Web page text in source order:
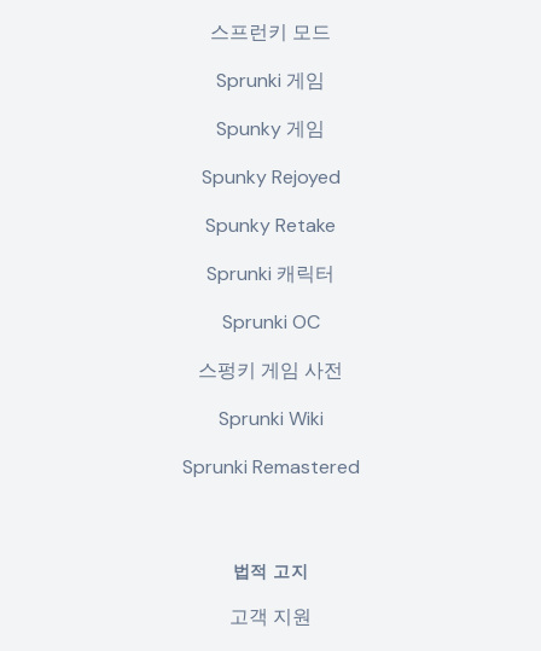
스프런키 모드
Sprunki 게임
Spunky 게임
Spunky Rejoyed
Spunky Retake
Sprunki 캐릭터
Sprunki OC
스펑키 게임 사전
Sprunki Wiki
Sprunki Remastered
법적 고지
고객 지원